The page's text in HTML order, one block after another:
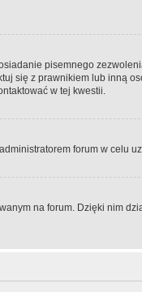
pisemnego
się z prawnikiem lub inną
w tej kwestii.
forum w celu
na forum. Dzięki nim